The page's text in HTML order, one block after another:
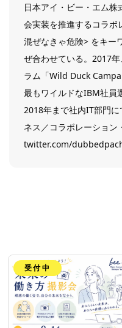
日本アイ・ビー・エム
会実装を推進するコラ
混ぜなきゃ危険> をキー
ぜ合わせている。2017
ラム「Wild Duck
最もワイルドなIBM社員
2018年まで社内IT部門
ネス／コラボレーション
twitter.com/
受付中